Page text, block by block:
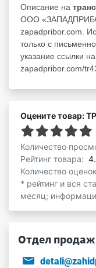
Описание на
ООО
zapadpribor.com.
только с
указание ссылки
zapadpribor.com/
Оцените товар:
Количество
Рейтинг товара:
Количество
* рейтинг и вся
месяц;
Отдел продаж